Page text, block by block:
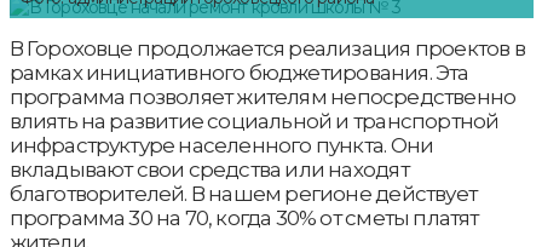
В Гороховце продолжается реализация проектов в
рамках инициативного бюджетирования. Эта
программа позволяет жителям непосредственно
влиять на развитие социальной и транспортной
инфраструктуре населенного пункта. Они
вкладывают свои средства или находят
благотворителей. В нашем регионе действует
программа 30 на 70, когда 30% от сметы платят